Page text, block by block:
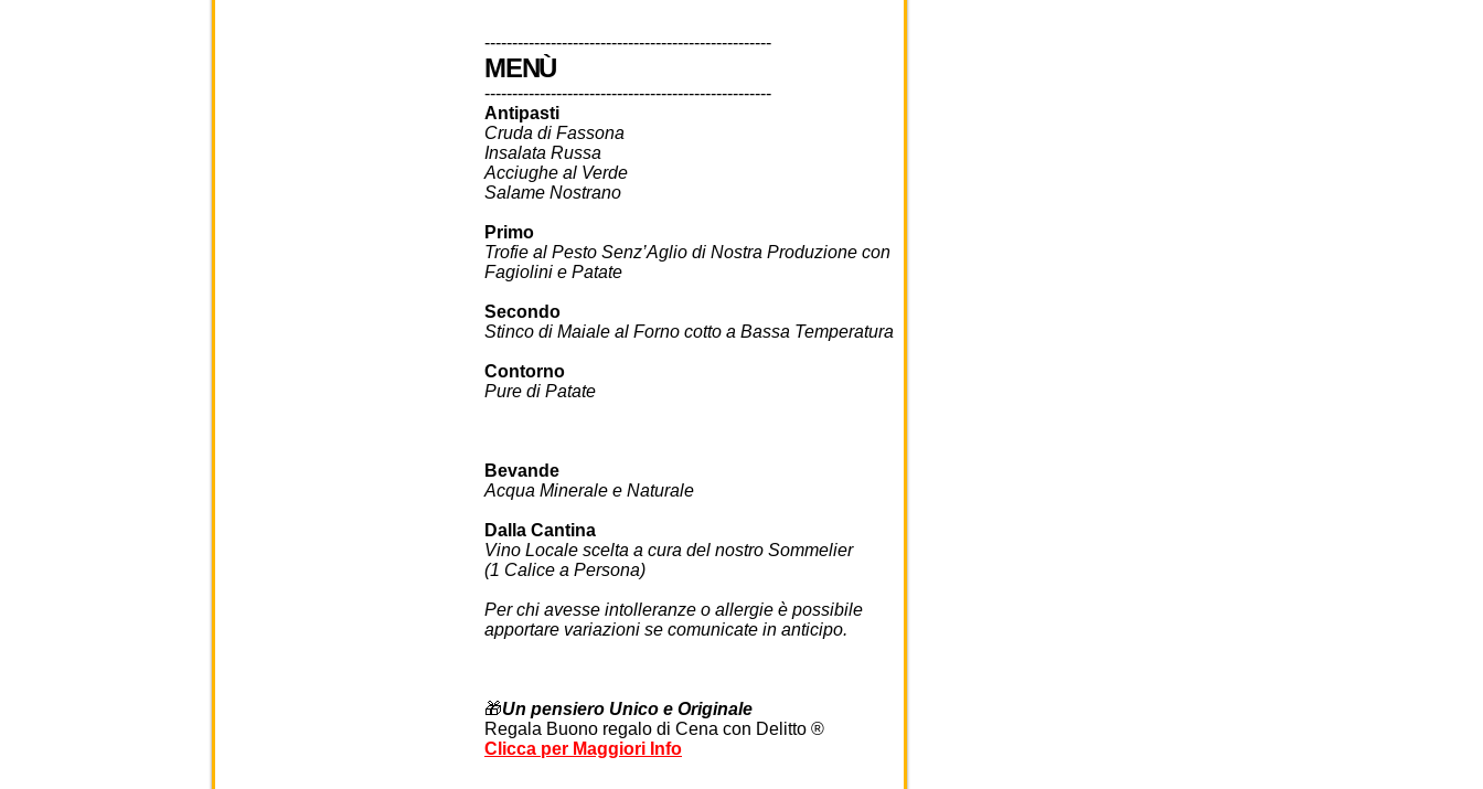
----------------------------------------------------
MENÙ
----------------------------------------------------
Antipasti
Cruda di Fassona
Insalata Russa
Acciughe al Verde
Salame Nostrano
Primo
Trofie al Pesto Senz’Aglio di Nostra Produzione con
Fagiolini e Patate
Secondo
Stinco di Maiale al Forno cotto a Bassa Temperatura
Contorno
Pure di Patate
Bevande
Acqua Minerale e Naturale
Dalla Cantina
Vino Locale scelta a cura del nostro Sommelier
(1 Calice a Persona)
Per chi avesse intolleranze o allergie è possibile
apportare variazioni se comunicate in anticipo.
🎁Un pensiero Unico e Originale
Regala Buono regalo di Cena con Delitto ®
Clicca per Maggiori Info